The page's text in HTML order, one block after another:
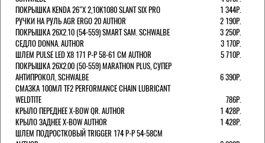
ПОКРЫШКА KENDA 26"Х 2,10K1080 SLANT SIX PRO
1 344Р.
РУЧКИ НА РУЛЬ AGR ERGO 20 AUTHOR
2 190Р.
ПОКРЫШКА 26X2.10 (54-559) SMART SAM. SCHWALBE
3 250Р.
СЕДЛО DONNA. AUTHOR
3 170Р.
ШЛЕМ PULSE LED X8 171 Р-Р 58-61 СМ AUTHOR
5 710Р.
ПОКРЫШКА 26X2.00 (50-559) MARATHON PLUS, СУПЕР
АНТИПРОКОЛ, SCHWALBE
6 390Р.
СМАЗКА 100МЛ TF2 PERFORMANCE CHAIN LUBRICANT
WELDTITE
786Р.
КРЫЛО ПЕРЕДНЕЕ X-BOW QR. AUTHOR
1 428Р.
КРЫЛО ЗАДНЕЕ X-BOW AUTHOR
1 428Р.
ШЛЕМ ПОДРОСТКОВЫЙ TRIGGER 174 Р-Р 54-58СМ